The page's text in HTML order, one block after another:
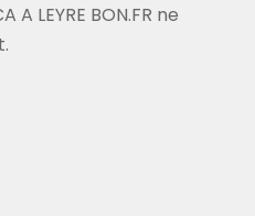
LEYRE BON.FR ne